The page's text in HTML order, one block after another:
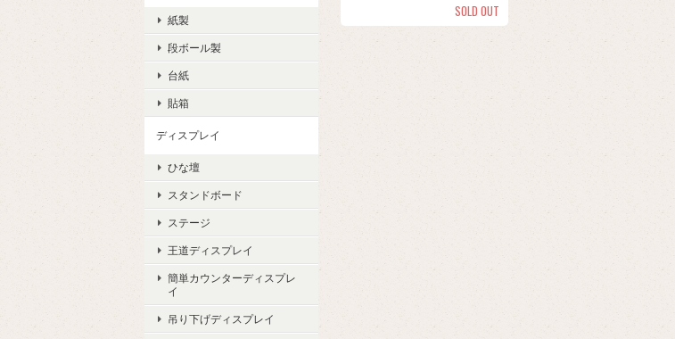
SOLD OUT
紙製
段ボール製
台紙
貼箱
ディスプレイ
ひな壇
スタンドボード
ステージ
王道ディスプレイ
簡単カウンターディスプレ
イ
吊り下げディスプレイ